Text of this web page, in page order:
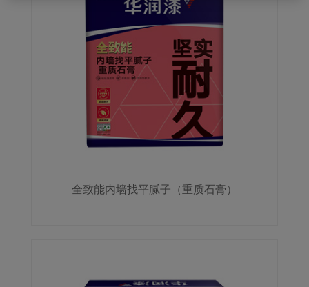
全致能内墙找平腻子（重质石膏）